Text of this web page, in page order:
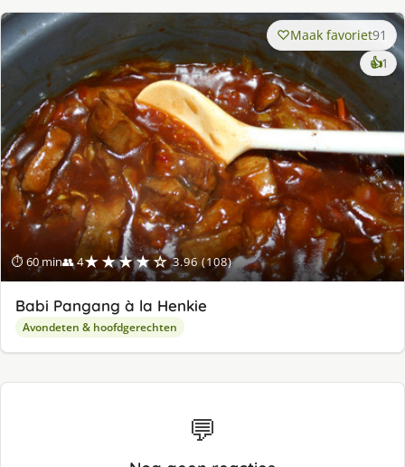
⏱ 60 min👥 4★★★★☆ 3.96 (108)
Maak favoriet91
👍1
Babi Pangang à la Henkie
Avondeten & hoofdgerechten
💬